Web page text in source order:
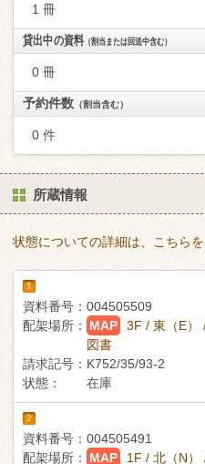
1 冊
貸出中の資料（割当または回送中含む）
0 冊
予約件数 （割当含む）
0 件
所蔵情報
状態についての詳細は、こちらを
1
資料番号： 004505509
配架場所：
MAP
3F / 東（E）
図書
請求記号： K752/35/93-2
状態：
在庫
2
資料番号： 004505491
配架場所：
MAP 1F / 北（N）